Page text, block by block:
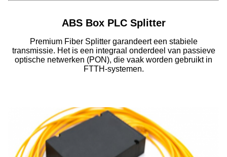
ABS Box PLC Splitter
Premium Fiber Splitter garandeert een stabiele
transmissie. Het is een integraal onderdeel van passieve
optische netwerken (PON), die vaak worden gebruikt in
FTTH-systemen.